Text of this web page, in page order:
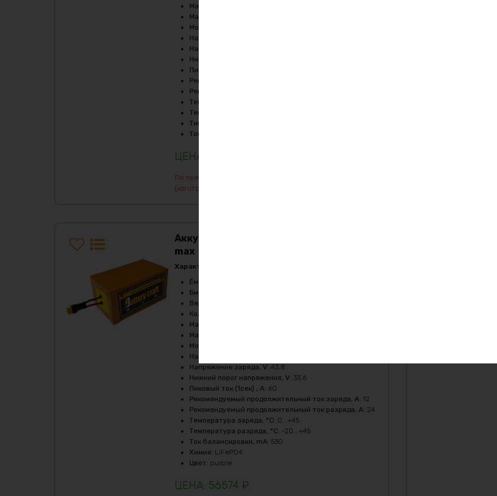
Максимальный продолжительный ток разряда, A
Масса
Мощность, Вт
Напряжение
Напряжение заряда, V
Нижний порог напряжения, V
Пиковый ток (1сек), A
Рекомендуемый продолжительный ток заряда, A
Рекомендуемый продолжительный ток разряда, A
Температура заряда, C
Температура разряда, C
Тип
Ток балансировки, mA
По предварительному заказу
(изготовление от 7 дней)
Аккумулятор LiFePO4 36v36ah 1080w
max
Характеристики:
Ёмкость, Ah
Бмс плата -ток потребителя, A
Верхний порог напряжения, V
Количество циклов
Максимальный продолжительный ток заряда, A
Максимальный продолжительный ток разряда, A
Мощность, Вт
Напряжение, V
Напряжение заряда, V: 43.8
Нижний порог напряжения, V: 33.6
Пиковый ток (1сек) , A: 60
Рекомендуемый продолжительный ток заряда, A: 12
Рекомендуемый продолжительный ток разряда, A: 24
Температура заряда, °C: 0...+45
Температура разряда, °C: -20...+45
Ток балансировки, mA: 530
Химия: LiFePO4
Цвет: purple
56574 ₽